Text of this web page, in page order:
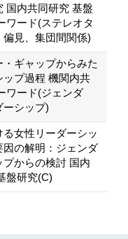
国内共同研究 基盤
ワード(ステレオタ
偏見、集団間関係)
・ギャップからみた
ップ過程 機関内共
ワード(ジェンダ
ーシップ)
る女性リーダーシッ
因の解明：ジェンダ
プからの検討 国内
盤研究(C)